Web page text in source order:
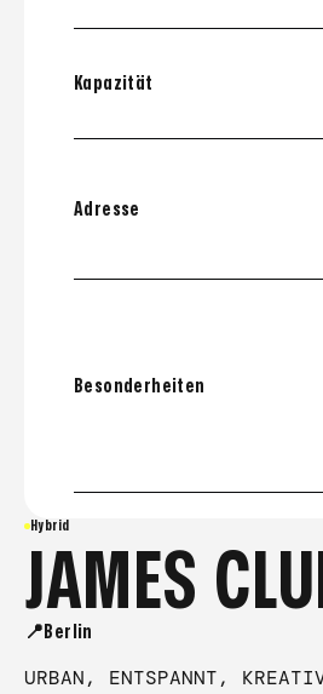
Kapazität
Adresse
Besonderheiten
Hybrid
JAMES
📍Berlin
URBAN, ENTSPANNT,